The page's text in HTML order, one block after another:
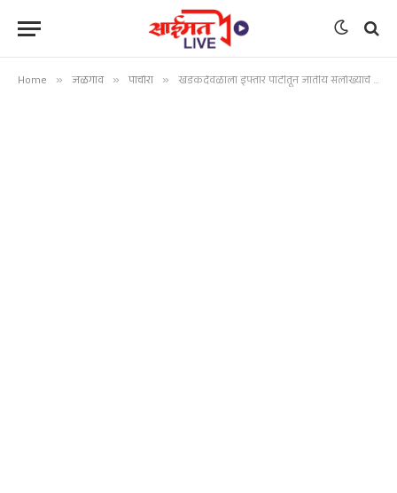
Home » जळगाव » पाचोरा » खडकदेवळाला इफ्तार पार्टीतून जातीय सलोख्याचे घडले दर्शन